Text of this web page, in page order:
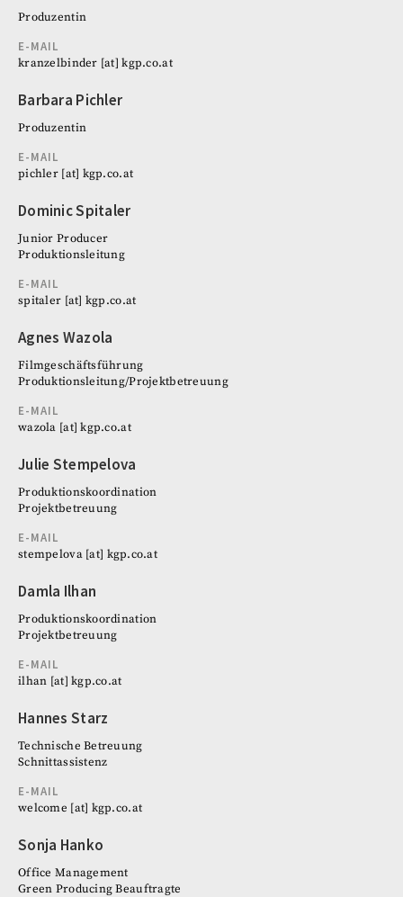
Produzentin
E-MAIL
kranzelbinder [at]kgp.co.at
Barbara Pichler
Produzentin
E-MAIL
pichler[at] kgp.co.at
Dominic Spitaler
Junior Producer
Produktionsleitung
E-MAIL
spitaler [at] kgp.co.at
Agnes Wazola
Filmgeschäftsführung
Produktionsleitung/Projektbetreuung
E-MAIL
wazola [at]kgp.co.at
Julie Stempelova
Produktionskoordination
Projektbetreuung
E-MAIL
stempelova[at] kgp.co.at
Damla Ilhan
Produktionskoordination
Projektbetreuung
E-MAIL
ilhan [at]kgp.co.at
Hannes Starz
Technische Betreuung
Schnittassistenz
E-MAIL
welcome [at] kgp.co.at
Sonja Hanko
Office Management
Green Producing Beauftragte